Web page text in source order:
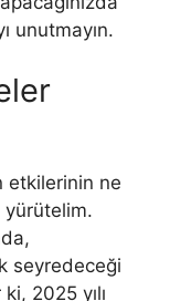
unutmayın.
etkilerinin ne
yürütelim.
seyredeceği
2025 yılı